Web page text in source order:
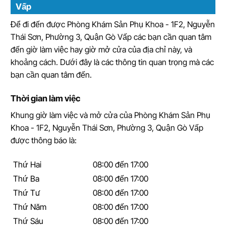
Vấp
Để đi đến được Phòng Khám Sản Phụ Khoa - 1F2, Nguyễn
Thái Sơn, Phường 3, Quận Gò Vấp các bạn cần quan tâm
đến giờ làm việc hay giờ mở cửa của địa chỉ này, và
khoảng cách. Dưới đây là các thông tin quan trọng mà các
bạn cần quan tâm đến.
Thời gian làm việc
Khung giờ làm việc và mở cửa của Phòng Khám Sản Phụ
Khoa - 1F2, Nguyễn Thái Sơn, Phường 3, Quận Gò Vấp
được thông báo là:
Thứ Hai
08:00 đến 17:00
Thứ Ba
08:00 đến 17:00
Thứ Tư
08:00 đến 17:00
Thứ Năm
08:00 đến 17:00
Thứ Sáu
08:00 đến 17:00